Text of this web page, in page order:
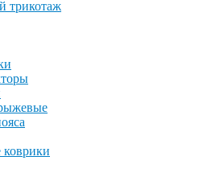
трикотаж
коврики